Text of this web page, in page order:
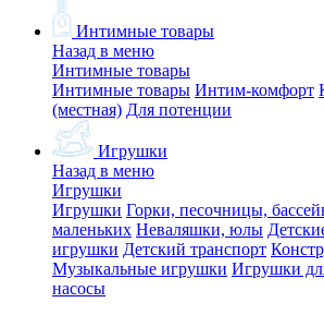
Интимные товары
Назад в меню
Интимные товары
Интимные товары Интим-комфорт
(местная) Для потенции
Игрушки
Назад в меню
Игрушки
Игрушки Горки, песочницы,
маленьких Неваляшки, юлы
игрушки Детский транспорт
Музыкальные игрушки Игрушки
насосы